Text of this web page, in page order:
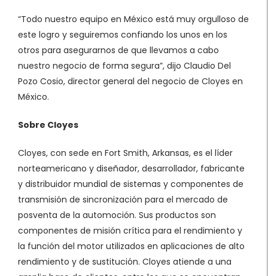
“Todo nuestro equipo en México está muy orgulloso de
este logro y seguiremos confiando los unos en los
otros para asegurarnos de que llevamos a cabo
nuestro negocio de forma segura”, dijo Claudio Del
Pozo Cosio, director general del negocio de Cloyes en
México.
Sobre Cloyes
Cloyes, con sede en Fort Smith, Arkansas, es el líder
norteamericano y diseñador, desarrollador, fabricante
y distribuidor mundial de sistemas y componentes de
transmisión de sincronización para el mercado de
posventa de la automoción. Sus productos son
componentes de misión crítica para el rendimiento y
la función del motor utilizados en aplicaciones de alto
rendimiento y de sustitución. Cloyes atiende a una